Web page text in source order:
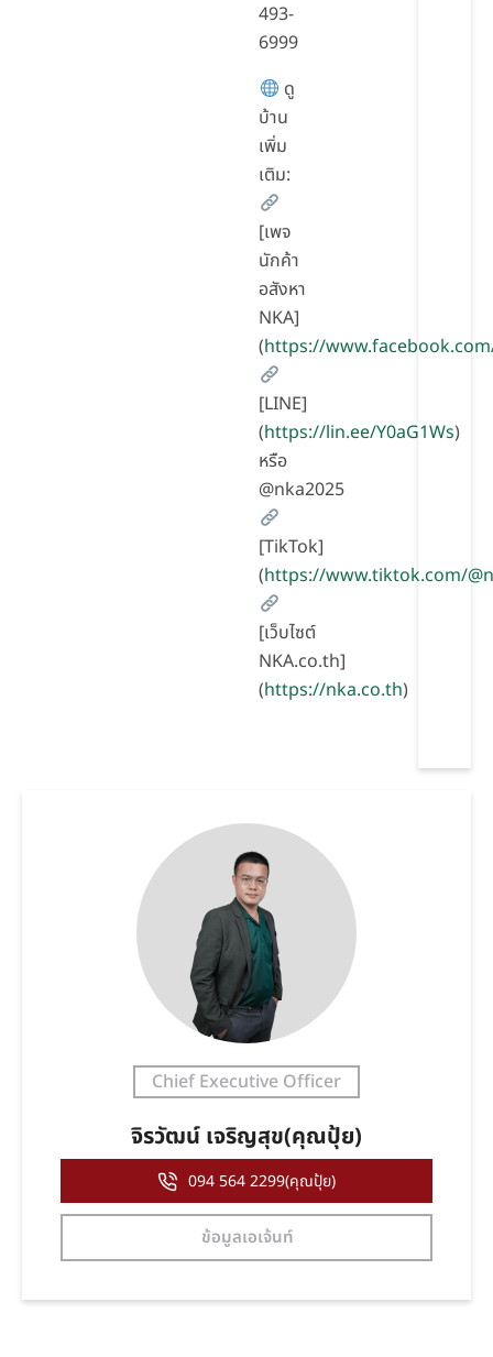
493-
6999
ดู
บ้าน
เพิ่ม
เติม:
[เพจ
นักค้า
อสังหา
NKA]
(https://
[LINE]
(https://lin.ee/Y0aG1Ws)
หรือ
@nka2025
[TikTok]
(https://www.tiktok.com/
[เว็บไซต์
NKA.co.th]
(https://nka.co.th)
Chief Executive Officer
จิรวัฒน์ เจริญสุข(คุณปุ้ย)
094 564 2299(คุณปุ้ย)
ข้อมูลเอเจ้นท์